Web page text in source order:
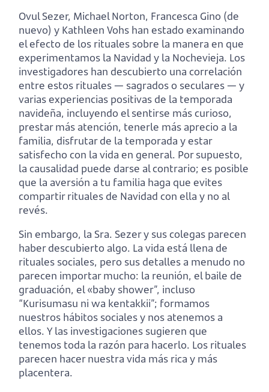
Ovul Sezer, Michael Norton, Francesca Gino (de
nuevo) y Kathleen Vohs han estado examinando
el efecto de los rituales sobre la manera en que
experimentamos la Navidad y la Nochevieja. Los
investigadores han descubierto una correlación
entre estos rituales — sagrados o seculares — y
varias experiencias positivas de la temporada
navideña, incluyendo el sentirse más curioso,
prestar más atención, tenerle más aprecio a la
familia, disfrutar de la temporada y estar
satisfecho con la vida en general. Por supuesto,
la causalidad puede darse al contrario; es posible
que la aversión a tu familia haga que evites
compartir rituales de Navidad con ella y no al
revés.
Sin embargo, la Sra. Sezer y sus colegas parecen
haber descubierto algo. La vida está llena de
rituales sociales, pero sus detalles a menudo no
parecen importar mucho: la reunión, el baile de
graduación, el «baby shower”, incluso
“Kurisumasu ni wa kentakkii”; formamos
nuestros hábitos sociales y nos atenemos a
ellos. Y las investigaciones sugieren que
tenemos toda la razón para hacerlo. Los rituales
parecen hacer nuestra vida más rica y más
placentera.